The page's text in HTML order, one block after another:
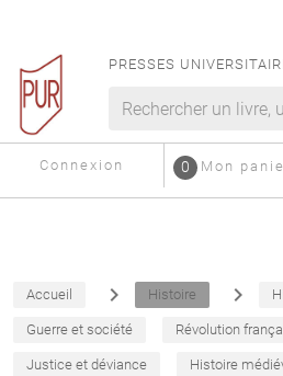
PRESSES
Connexion Mon
0
Accueil navigate_next Histoire navigate_next
Guerre et société Révolution
Justice et déviance Histoire